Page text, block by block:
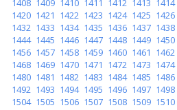
1408 1409 1410 1411 1412 1413 1414
1420 1421 1422 1423 1424 1425 1426
1432 1433 1434 1435 1436 1437 1438
1444 1445 1446 1447 1448 1449 1450
1456 1457 1458 1459 1460 1461 1462
1468 1469 1470 1471 1472 1473 1474
1480 1481 1482 1483 1484 1485 1486
1492 1493 1494 1495 1496 1497 1498
1504 1505 1506 1507 1508 1509 1510